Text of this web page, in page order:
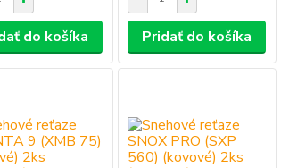
do košíka Pridať do košíka